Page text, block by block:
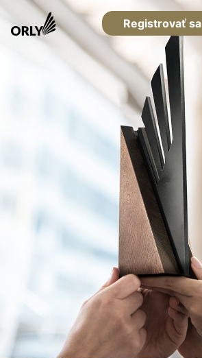
Registrovať sa